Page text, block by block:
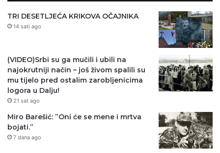
TRI DESETLJEĆA KRIKOVA OČAJNIKA
14 sati ago
(VIDEO)Srbi su ga mučili i ubili na
najokrutniji način – još živom spalili su
mu tijelo pred ostalim zarobljenicima
logora u Dalju!
21 sat ago
Miro Barešić: ”Oni će se mene i mrtva
bojati.”
7 dana ago